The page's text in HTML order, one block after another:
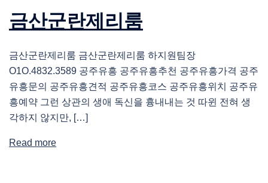
금산군란제리룸
금산군란제리룸 금산군란제리룸 하지원팀장
O1O.4832.3589 공주유흥 공주유흥추천 공주유흥가격 공주
유흥문의 공주유흥견적 공주유흥코스 공주유흥위치 공주유
흥예약 그런 상관의 생애 독신을 흉내내는 것 따윈 전혀 생
각하지 않지만, […]
Read more